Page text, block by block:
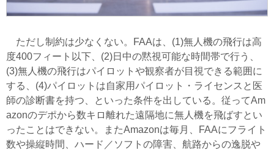
ただし制約は少なくない。FAAは、(1)無人機の飛行は高
度400フィート以下、(2)日中の黙視可能な時間帯で行う、
(3)無人機の飛行はパイロットや観察者が目視できる範囲に
する、(4)パイロットは自家用パイロット・ライセンスと医
師の診断書を持つ、といった条件を出している。従ってAm
azonのデポから数キロ離れた遠隔地に無人機を飛ばすとい
ったことはできない。またAmazonは毎月、FAAにフライト
数や操縦時間、ハード／ソフトの障害、航路からの逸脱や